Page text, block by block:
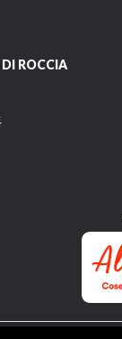
ROCCIA